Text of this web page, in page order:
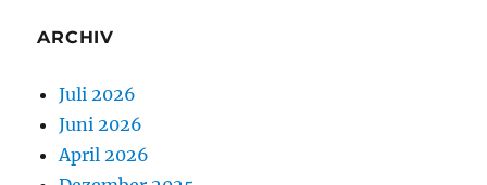
ARCHIV
Juli 2026
Juni 2026
April 2026